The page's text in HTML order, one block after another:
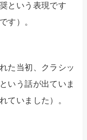
奨という表現です
す）。
た当初、クラシッ
いう話が出ていま
ていました）。